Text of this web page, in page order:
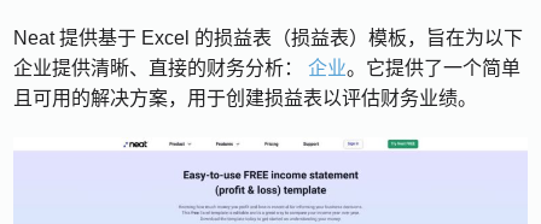
Neat 提供基于 Excel 的损益表（损益表）模板，旨在为以下
企业提供清晰、直接的财务分析：企业。它提供了一个简单
且可用的解决方案，用于创建损益表以评估财务业绩。